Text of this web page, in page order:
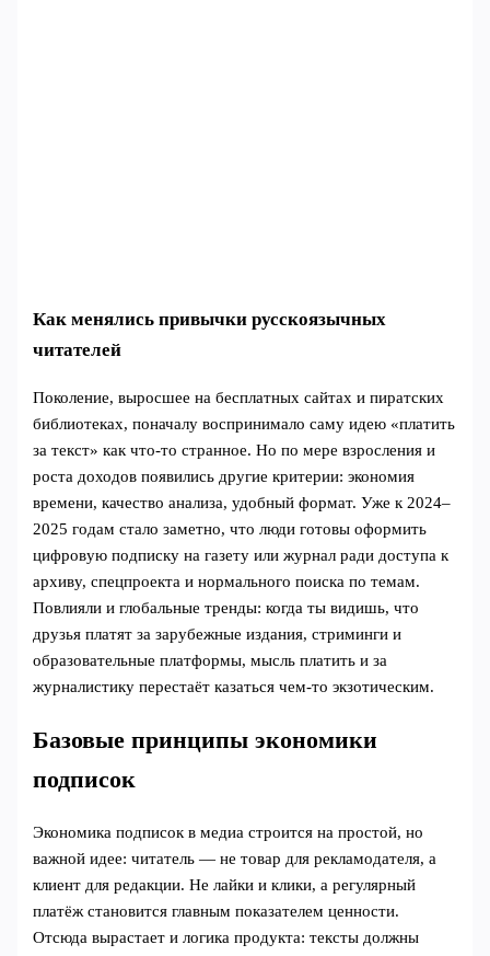
Как менялись привычки русскоязычных
читателей
Поколение, выросшее на бесплатных сайтах и пиратских
библиотеках, поначалу воспринимало саму идею «платить
за текст» как что‑то странное. Но по мере взросления и
роста доходов появились другие критерии: экономия
времени, качество анализа, удобный формат. Уже к 2024–
2025 годам стало заметно, что люди готовы оформить
цифровую подписку на газету или журнал ради доступа к
архиву, спецпроекта и нормального поиска по темам.
Повлияли и глобальные тренды: когда ты видишь, что
друзья платят за зарубежные издания, стриминги и
образовательные платформы, мысль платить и за
журналистику перестаёт казаться чем‑то экзотическим.
Базовые принципы экономики
подписок
Экономика подписок в медиа строится на простой, но
важной идее: читатель — не товар для рекламодателя, а
клиент для редакции. Не лайки и клики, а регулярный
платёж становится главным показателем ценности.
Отсюда вырастает и логика продукта: тексты должны